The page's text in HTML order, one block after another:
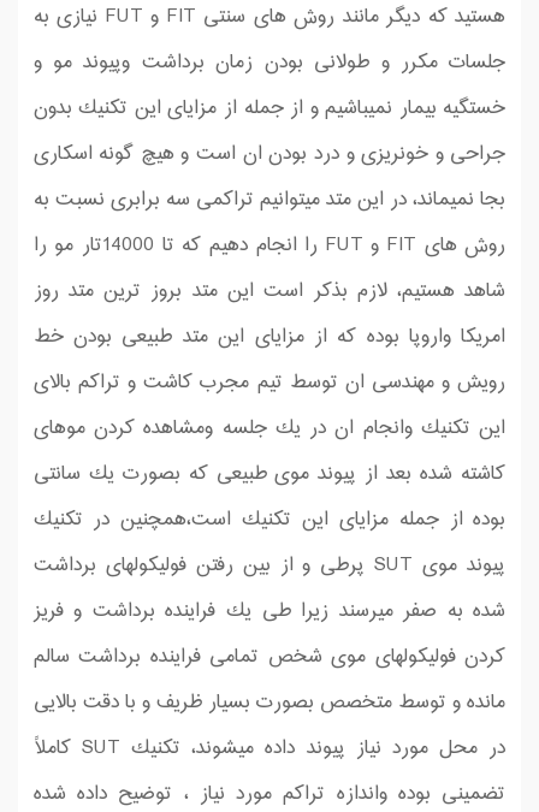
هستید كه دیگر مانند روش های سنتی FIT و FUT نیازی به
جلسات مكرر و طولانی بودن زمان برداشت وپیوند مو و
خستگیه بیمار نمیباشیم و از جمله از مزایای این تكنیك بدون
جراحی و خونریزی و درد بودن ان است و هیچ گونه اسكاری
بجا نمیماند، در این متد میتوانیم تراكمی سه برابری نسبت به
روش های FIT و FUT را انجام دهیم كه تا 14000تار مو را
شاهد هستیم، لازم بذكر است این متد بروز ترین متد روز
امریكا واروپا بوده كه از مزایای این متد طبیعی بودن خط
رویش و مهندسی ان توسط تیم مجرب كاشت و تراكم بالای
این تكنیك وانجام ان در یك جلسه ومشاهده كردن موهای
كاشته شده بعد از پیوند موی طبیعی كه بصورت یك سانتی
بوده از جمله مزایای این تكنیك است،همچنین در تكنیك
پیوند موی SUT پرطی و از بین رفتن فولیكولهای برداشت
شده به صفر میرسند زیرا طی یك فراینده برداشت و فریز
كردن فولیكولهای موی شخص تمامی فراینده برداشت سالم
مانده و توسط متخصص بصورت بسیار ظریف و با دقت بالایی
در محل مورد نیاز پیوند داده میشوند، تكنیك SUT كاملاً
تضمینی بوده واندازه تراكم مورد نیاز ، توضیح داده شده